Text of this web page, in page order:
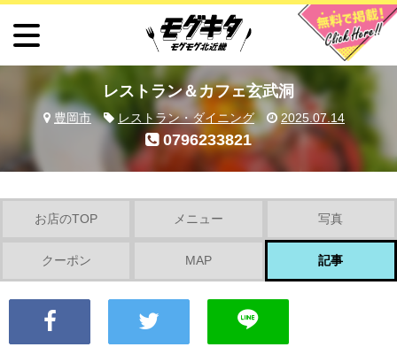
レストラン＆カフェ玄武洞
豊岡市 レストラン・ダイニング 2025.07.14
0796233821
お店のTOP メニュー 写真
クーポン MAP 記事